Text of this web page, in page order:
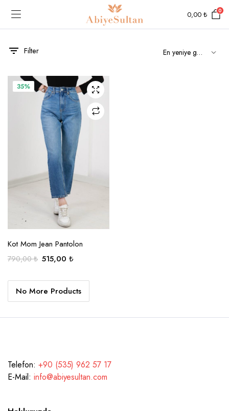
0,00 ₺ 0
Filter
35%
SEÇENEKLER
Bu
ürünün
varyasyonu
sayfasından
seçilebilir
Kot Mom Jean Pantolon
790,00₺ Orijinal
790,00 ₺.
515,00 ₺Şu
fiyat:
515,00 ₺.
No More Products
Telefon: +90 (535) 962 57 17
E-Mail: info@abiyesultan.com